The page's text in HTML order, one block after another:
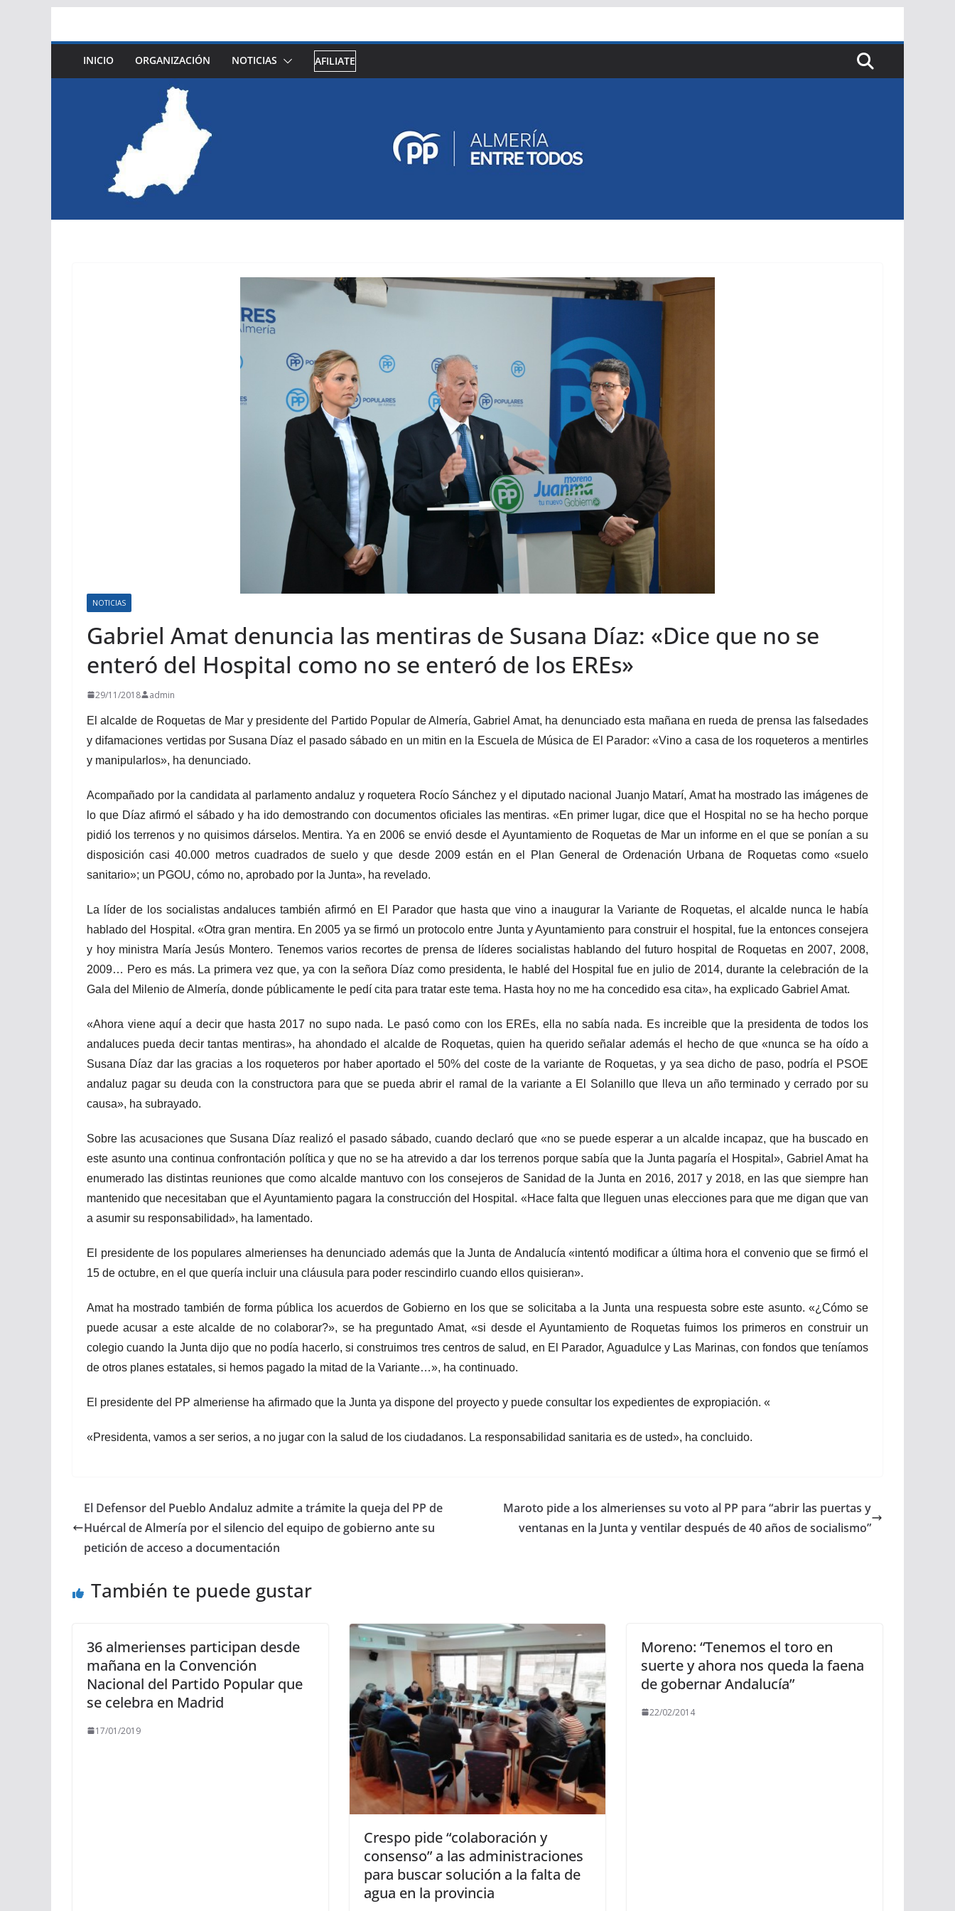
contenido
INICIO ORGANIZACIÓN NOTICIAS AFILIATE
NOTICIAS
Gabriel Amat denuncia las mentiras de Susana Díaz: «Dice que no se
enteró del Hospital como no se enteró de los EREs»
29/11/2018 admin
El alcalde de Roquetas de Mar y presidente del Partido Popular de Almería, Gabriel Amat, ha denunciado esta mañana en rueda de prensa las falsedades
y difamaciones vertidas por Susana Díaz el pasado sábado en un mitin en la Escuela de Música de El Parador: «Vino a casa de los roqueteros a mentirles
y manipularlos», ha denunciado.
Acompañado por la candidata al parlamento andaluz y roquetera Rocío Sánchez y el diputado nacional Juanjo Matarí, Amat ha mostrado las imágenes de
lo que Díaz afirmó el sábado y ha ido demostrando con documentos oficiales las mentiras. «En primer lugar, dice que el Hospital no se ha hecho porque
pidió los terrenos y no quisimos dárselos. Mentira. Ya en 2006 se envió desde el Ayuntamiento de Roquetas de Mar un informe en el que se ponían a su
disposición casi 40.000 metros cuadrados de suelo y que desde 2009 están en el Plan General de Ordenación Urbana de Roquetas como «suelo
sanitario»; un PGOU, cómo no, aprobado por la Junta», ha revelado.
La líder de los socialistas andaluces también afirmó en El Parador que hasta que vino a inaugurar la Variante de Roquetas, el alcalde nunca le había
hablado del Hospital. «Otra gran mentira. En 2005 ya se firmó un protocolo entre Junta y Ayuntamiento para construir el hospital, fue la entonces consejera
y hoy ministra María Jesús Montero. Tenemos varios recortes de prensa de líderes socialistas hablando del futuro hospital de Roquetas en 2007, 2008,
2009… Pero es más. La primera vez que, ya con la señora Díaz como presidenta, le hablé del Hospital fue en julio de 2014, durante la celebración de la
Gala del Milenio de Almería, donde públicamente le pedí cita para tratar este tema. Hasta hoy no me ha concedido esa cita», ha explicado Gabriel Amat.
«Ahora viene aquí a decir que hasta 2017 no supo nada. Le pasó como con los EREs, ella no sabía nada. Es increible que la presidenta de todos los
andaluces pueda decir tantas mentiras», ha ahondado el alcalde de Roquetas, quien ha querido señalar además el hecho de que «nunca se ha oído a
Susana Díaz dar las gracias a los roqueteros por haber aportado el 50% del coste de la variante de Roquetas, y ya sea dicho de paso, podría el PSOE
andaluz pagar su deuda con la constructora para que se pueda abrir el ramal de la variante a El Solanillo que lleva un año terminado y cerrado por su
causa», ha subrayado.
Sobre las acusaciones que Susana Díaz realizó el pasado sábado, cuando declaró que «no se puede esperar a un alcalde incapaz, que ha buscado en
este asunto una continua confrontación política y que no se ha atrevido a dar los terrenos porque sabía que la Junta pagaría el Hospital», Gabriel Amat ha
enumerado las distintas reuniones que como alcalde mantuvo con los consejeros de Sanidad de la Junta en 2016, 2017 y 2018, en las que siempre han
mantenido que necesitaban que el Ayuntamiento pagara la construcción del Hospital. «Hace falta que lleguen unas elecciones para que me digan que van
a asumir su responsabilidad», ha lamentado.
El presidente de los populares almerienses ha denunciado además que la Junta de Andalucía «intentó modificar a última hora el convenio que se firmó el
15 de octubre, en el que quería incluir una cláusula para poder rescindirlo cuando ellos quisieran».
Amat ha mostrado también de forma pública los acuerdos de Gobierno en los que se solicitaba a la Junta una respuesta sobre este asunto. «¿Cómo se
puede acusar a este alcalde de no colaborar?», se ha preguntado Amat, «si desde el Ayuntamiento de Roquetas fuimos los primeros en construir un
colegio cuando la Junta dijo que no podía hacerlo, si construimos tres centros de salud, en El Parador, Aguadulce y Las Marinas, con fondos que teníamos
de otros planes estatales, si hemos pagado la mitad de la Variante…», ha continuado.
El presidente del PP almeriense ha afirmado que la Junta ya dispone del proyecto y puede consultar los expedientes de expropiación. «
«Presidenta, vamos a ser serios, a no jugar con la salud de los ciudadanos. La responsabilidad sanitaria es de usted», ha concluido.
El Defensor del Pueblo Andaluz admite a trámite la queja del PP de
Huércal de Almería por el silencio del equipo de gobierno ante su
petición de acceso a documentación
Maroto pide a los almerienses su voto al PP para “abrir las puertas y
ventanas en la Junta y ventilar después de 40 años de socialismo”
También te puede gustar
36 almerienses participan desde
mañana en la Convención
Nacional del Partido Popular que
se celebra en Madrid
17/01/2019
Crespo pide “colaboración y
consenso” a las administraciones
para buscar solución a la falta de
agua en la provincia
Moreno: “Tenemos el toro en
suerte y ahora nos queda la faena
de gobernar Andalucía”
22/02/2014